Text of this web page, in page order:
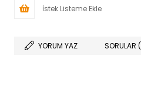
İstek Listeme Ekle
YORUM YAZ SORULAR